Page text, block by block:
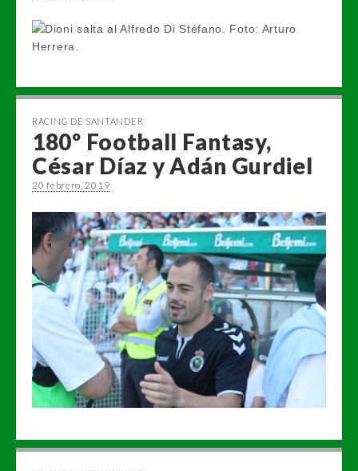
RACING DE SANTANDER
180º Football Fantasy,
César Díaz y Adán Gurdiel
20 febrero, 2019